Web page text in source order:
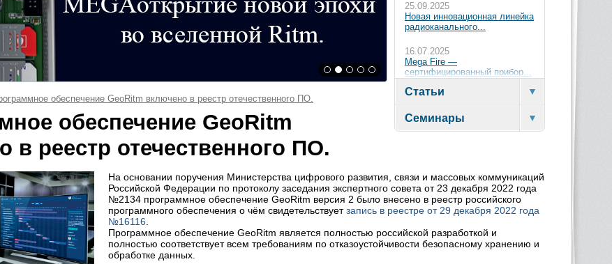
25.09.2025
Новая инновационная линейка
радиоканального...
16.07.2025
Mega Fire —
сертифицированный прибор...
Статьи
Семинары
обеспечение GeoRitm включено в реестр отечественного ПО.
обеспечение GeoRitm
в реестр отечественного ПО.
На основании поручения Министерства цифрового развития, связи и массовых коммуникаций
Российской Федерации по протоколу заседания экспертного совета от 23 декабря 2022 года
№2134 программное обеспечение GeoRitm версия 2 было внесено в реестр российского
программного обеспечения о чём свидетельствуетзапись в реестре от 29 декабря 2022 года
№16116
Программное обеспечение GeoRitm является полностью российской разработкой и
полностью соответствует всем требованиям по отказоустойчивости безопасному хранению и
обработке данных.